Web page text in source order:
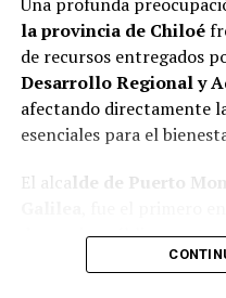
la provincia de Chiloé
de recursos entregados
Desarrollo Regional y
afectando directamente
esenciales para el
El alca lde de Puerto
denunciar públicamente
fondos para financiar